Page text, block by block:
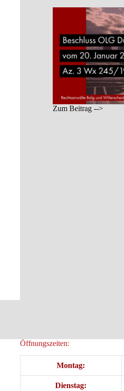
Zum Beitrag -->
Öffnungszeiten:
Montag:
Dienstag: